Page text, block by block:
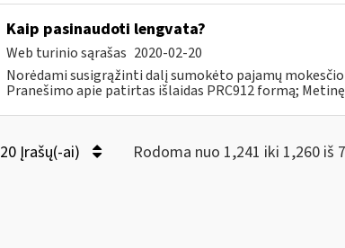
Kaip pasinaudoti lengvata?
Web turinio sąrašas 2020-02-20
Norėdami susigrąžinti dalį sumokėto pajamų
Pranešimo apie patirtas išlaidas PRC912 formą;
20 Įrašų(-ai) Rodoma nuo 1,241 iki 1,260 iš